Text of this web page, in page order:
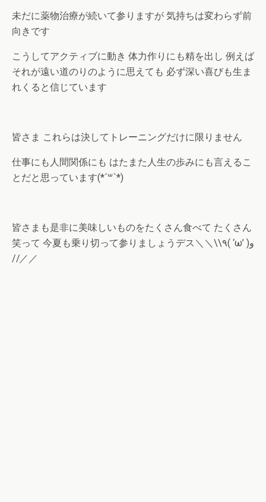
未だに薬物治療が続いて参りますが 気持ちは変わらず前
向きです
こうしてアクティブに動き 体力作りにも精を出し 例えば
それが遠い道のりのように思えても 必ず深い喜びも生ま
れくると信じています
皆さま これらは決してトレーニングだけに限りません
仕事にも人間関係にも はたまた人生の歩みにも言えるこ
とだと思っています(*´꒳`*)
皆さまも是非に美味しいものをたくさん食べて たくさん
笑って 今夏も乗り切って参りましょうデス＼＼\\٩( ‘ω’ )و
//／／